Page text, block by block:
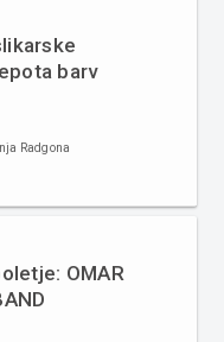
barv
Radgona
OMAR